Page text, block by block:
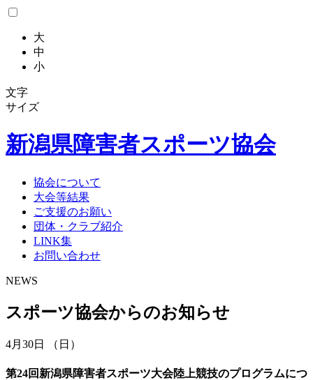
大
中
小
文字
サイズ
新潟県障害者スポーツ協会
協会について
大会等結果
ご支援のお願い
団体・クラブ紹介
LINK集
お問い合わせ
NEWS
スポーツ協会からのお知らせ
4月30日 （日）
第24回新潟県障害者スポーツ大会陸上競技のプログラムにつ